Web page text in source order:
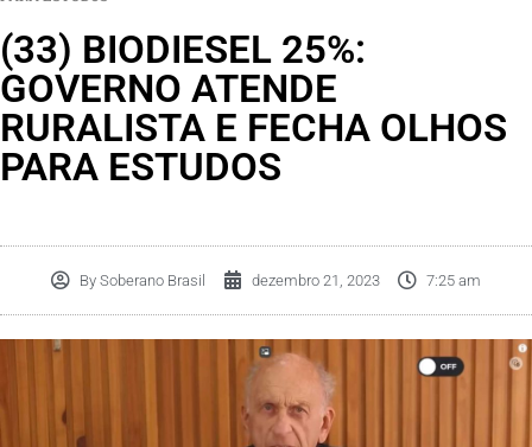
(33) BIODIESEL 25%:
GOVERNO ATENDE
RURALISTA E FECHA OLHOS
PARA ESTUDOS
By Soberano Brasil dezembro 21, 2023 7:25 am